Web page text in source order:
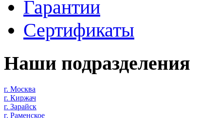
Гарантии
Сертификаты
Наши подразделения
г. Москва
г. Киржач
г. Зарайск
г. Раменское